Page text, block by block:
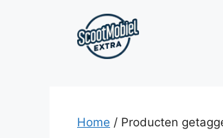
Home / Producten